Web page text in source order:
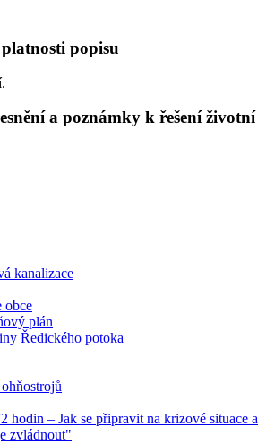
popisu
a poznámky k řešení životní
kanalizace
obce
plán
Ředického potoka
hodin – Jak se připravit na krizové situace a
zvládnout"